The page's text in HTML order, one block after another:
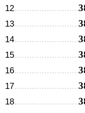
12
13
14
15
16
17
18